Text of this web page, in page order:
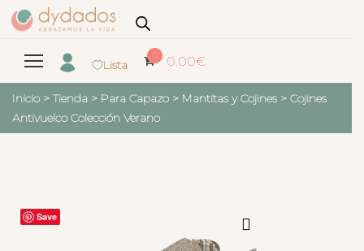
Lista
0 0.00€
Inicio > Tienda > Para Capazo > Mantitas y Cojines > Cojines
Antivuelco Colección Verano
Save